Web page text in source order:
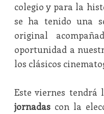
colegio y para la
se ha tenido una
original
oportunidad a
los clásicos
Este viernes tendrá
jornadascon la